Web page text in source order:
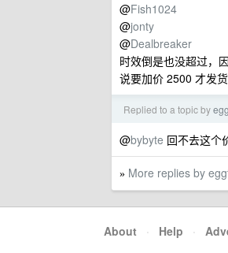
@Fish1024
@jonty
@Dealbreaker
时效倒是也没超过，
说要加价 2500 才发
Replied to a topic by
@bybyte 回不去这个
» More replies by
About · Help ·